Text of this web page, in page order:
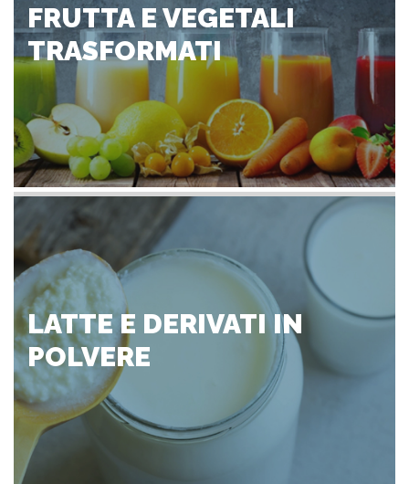
FRUTTA E VEGETALI
TRASFORMATI
LATTE E DERIVATI IN
POLVERE